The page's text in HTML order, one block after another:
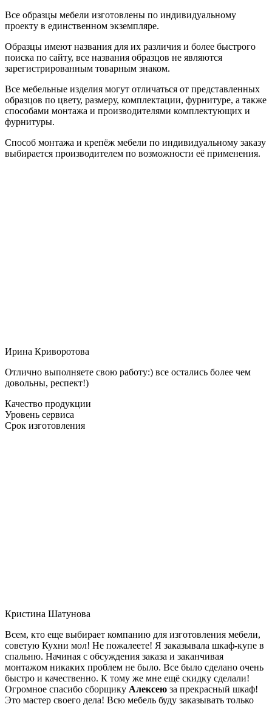
Все образцы мебели изготовлены по индивидуальному
проекту в единственном экземпляре.
Образцы имеют названия для их различия и более быстрого
поиска по сайту, все названия образцов не являются
зарегистрированным товарным знаком.
Все мебельные изделия могут отличаться от представленных
образцов по цвету, размеру, комплектации, фурнитуре, а также
способами монтажа и производителями комплектующих и
фурнитуры.
Способ монтажа и крепёж мебели по индивидуальному заказу
выбирается производителем по возможности её применения.
Ирина Криворотова
Отлично выполняете свою работу:) все остались более чем
довольны, респект!)
Качество продукции
Уровень сервиса
Срок изготовления
Кристина Шатунова
Всем, кто еще выбирает компанию для изготовления мебели,
советую Кухни мол! Не пожалеете! Я заказывала шкаф-купе в
спальню. Начиная с обсуждения заказа и заканчивая
монтажом никаких проблем не было. Все было сделано очень
быстро и качественно. К тому же мне ещё скидку сделали!
Огромное спасибо сборщику Алексею за прекрасный шкаф!
Это мастер своего дела! Всю мебель буду заказывать только